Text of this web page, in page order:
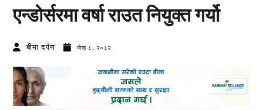
एन्डोर्सरमा वर्षा राउत नियुक्त गर्यो
बीमा दर्पण जेष्ठ ८, २०८२